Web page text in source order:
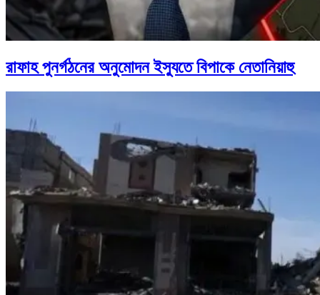
রাফাহ পুনর্গঠনের অনুমোদন ইস্যুতে বিপাকে নেতানিয়াহু